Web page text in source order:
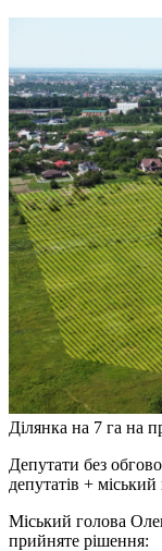
Ділянка на 7 га на
Депутати без
депутатів +
Міський голова
прийняте рішення: